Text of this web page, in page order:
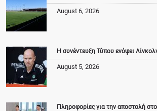
August 6, 2026
Η συνέντευξη Τύπου ενόψει
August 5, 2026
Πληροφορίες για την αποστολή